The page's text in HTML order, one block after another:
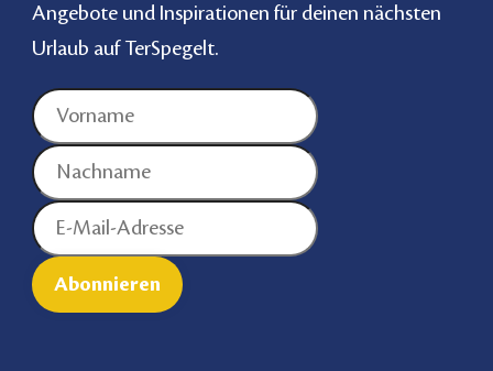
Angebote und Inspirationen für deinen nächsten
Urlaub auf TerSpegelt.